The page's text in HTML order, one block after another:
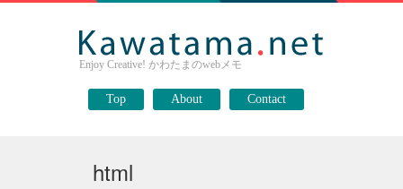
Enjoy Creative! かわたまのwebメモ
Top About Contact
html